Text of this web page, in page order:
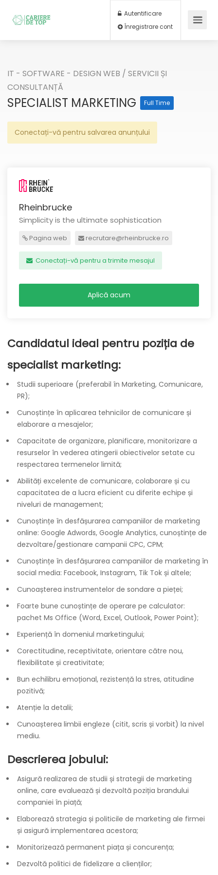
Autentificare
Înregistrare cont
IT - SOFTWARE - DESIGN WEB / SERVICII ȘI
CONSULTANȚĂ
SPECIALIST MARKETING Full Time
Conectați-vă pentru salvarea anunțului
Rheinbrucke
Simplicity is the ultimate sophistication
Pagina web recrutare@rheinbrucke.ro
Conectați-vă pentru a trimite mesajul
Aplică acum
Candidatul ideal pentru poziția de
specialist marketing:
Studii superioare (preferabil în Marketing, Comunicare,
PR);
Cunoștințe în aplicarea tehnicilor de comunicare și
elaborare a mesajelor;
Capacitate de organizare, planificare, monitorizare a
resurselor în vederea atingerii obiectivelor setate cu
respectarea termenelor limită;
Abilități excelente de comunicare, colaborare și cu
capacitatea de a lucra eficient cu diferite echipe și
niveluri de management;
Cunoștințe în desfășurarea campaniilor de marketing
online: Google Adwords, Google Analytics, cunoștințe de
dezvoltare/gestionare campanii CPC, CPM;
Cunoștințe în desfășurarea campaniilor de marketing în
social media: Facebook, Instagram, Tik Tok și altele;
Cunoașterea instrumentelor de sondare a pieței;
Foarte bune cunoștințe de operare pe calculator:
pachet Ms Office (Word, Excel, Outlook, Power Point);
Experiență în domeniul marketingului;
Corectitudine, receptivitate, orientare către nou,
flexibilitate și creativitate;
Bun echilibru emoțional, rezistență la stres, atitudine
pozitivă;
Atenție la detalii;
Cunoașterea limbii engleze (citit, scris și vorbit) la nivel
mediu.
Descrierea jobului:
Asigură realizarea de studii și strategii de marketing
online, care evaluează și dezvoltă poziția brandului
companiei în piață;
Elaborează strategia și politicile de marketing ale firmei
și asigură implementarea acestora;
Monitorizează permanent piața și concurența;
Dezvoltă politici de fidelizare a clienților;